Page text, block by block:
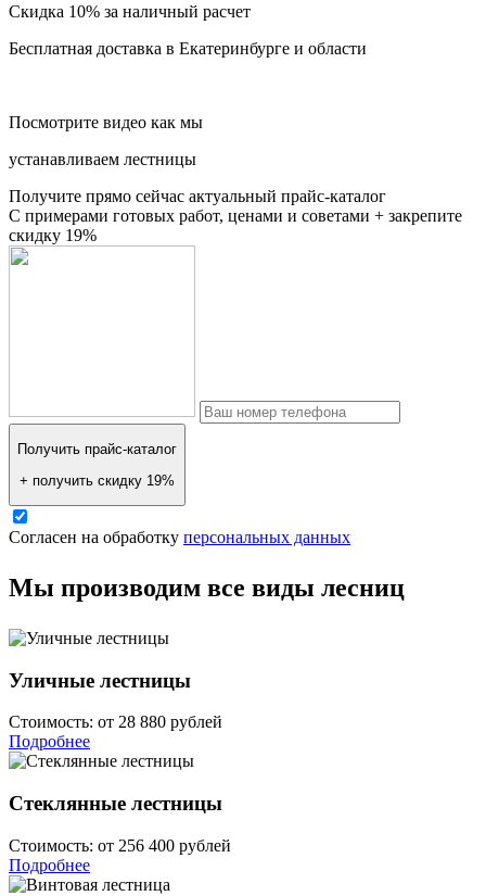
Скидка 10% за наличный расчет
Бесплатная доставка в Екатеринбурге и области
Посмотрите видео как мы
устанавливаем лестницы
Получите прямо сейчас актуальный прайс-каталог
С примерами готовых работ, ценами и советами + закрепите
скидку 19%
Получить прайс-каталог
+ получить скидку 19%
Согласен на обработку персональных данных
Мы производим все виды лесниц
Уличные лестницы
Стоимость: от 28 880 рублей
Подробнее
Стеклянные лестницы
Стоимость: от 256 400 рублей
Подробнее